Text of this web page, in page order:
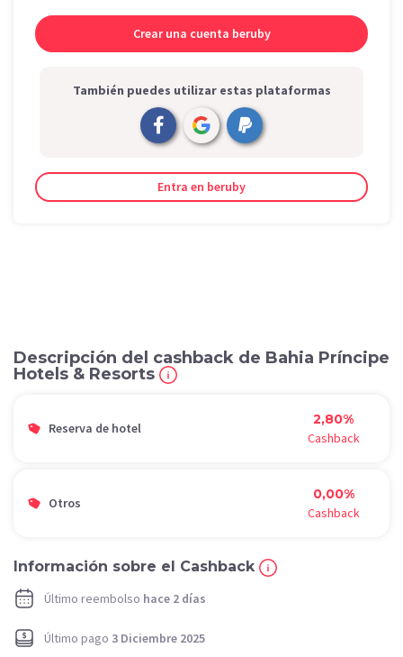
También puedes utilizar estas plataformas
Entra en beruby
Descripción del cashback de Bahia Príncipe
Hotels & Resorts
Reserva de hotel
2,80%
Cashback
Otros
0,00%
Cashback
Información sobre el Cashback
Último reembolso hace 2 días
Último pago 3 Diciembre 2025